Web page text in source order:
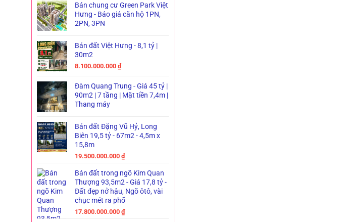
Bán chung cư Green Park Việt
Hưng - Báo giá căn hộ 1PN,
2PN, 3PN
Bán đất Việt Hưng - 8,1 tỷ |
30m2
8.100.000.000 ₫
Đàm Quang Trung - Giá 45 tỷ |
90m2 | 7 tầng | Mặt tiền 7,4m |
Thang máy
Bán đất Đặng Vũ Hỷ, Long
Biên 19,5 tỷ - 67m2 - 4,5m x
15,8m
19.500.000.000 ₫
Bán đất trong ngõ Kim Quan
Thượng 93,5m2 - Giá 17,8 tỷ -
Đất đẹp nở hậu, Ngõ ôtô, vài
chục mét ra phố
17.800.000.000 ₫